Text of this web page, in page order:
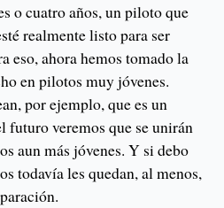
o cuatro años, un piloto que
realmente listo para ser
eso, ahora hemos tomado la
en pilotos muy jóvenes.
por ejemplo, que es un
futuro veremos que se unirán
aun más jóvenes. Y si debo
todavía les quedan, al menos,